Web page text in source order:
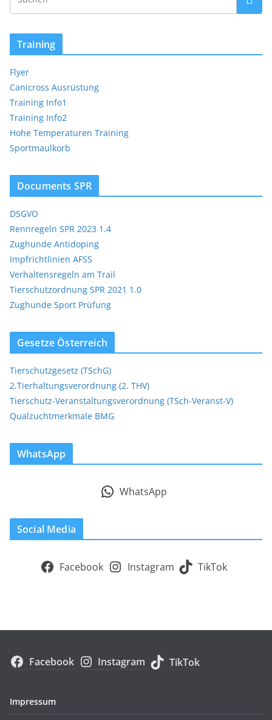
Training
Flyer
Canicross Ausrüstung
Training Info1
Training Info2
Hohe Temperaturen Training
Sportmaulkorb
Documents SPR
DSGVO
Rennregeln SPR 2023 1.4
Zughunde Antidoping
Impfrichtlinien AFSS
Verhaltensregeln am Trail
Tierschutzordnung SPR 2021 1.0
Zughunde Sport Prüfung
Gesetze Österreich
Tierschutzgesetz (TSchG)
2.Tierhaltungsverordnung (2. THV)
Tierschutz-Veranstaltungsverordnung (TSch-Veranst-V)
Qualzuchtmerkmale BMG
WhatsApp
WhatsApp
Social Media
Facebook Instagram TikTok
Facebook Instagram TikTok
Impressum